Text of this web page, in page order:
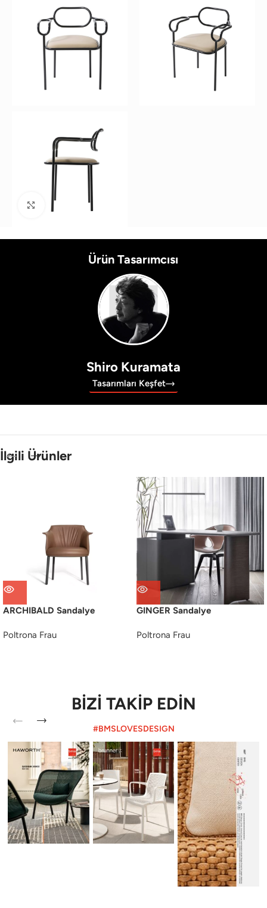
Büyütmek için tıklayın
Ürün Tasarımcısı
Shiro Kuramata
Tasarımları Keşfet
İlgili Ürünler
ARCHIBALD Sandalye
Poltrona Frau
GINGER Sandalye
Poltrona Frau
BİZİ TAKİP EDİN
#BMSLOVESDESIGN